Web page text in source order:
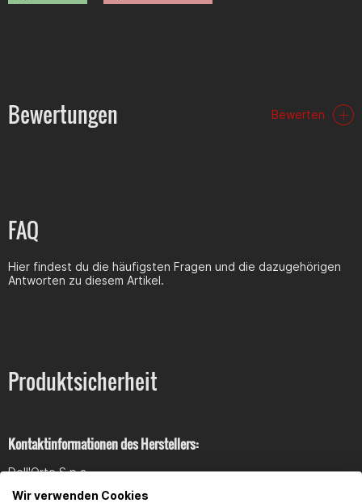
Bewertungen Bewerten
FAQ
Hier findest du die häufigsten Fragen und die dazugehörigen
Antworten zu diesem Artikel.
Produktsicherheit
Kontaktinformationen des Herstellers:
Dell'Orto S.p.a.
via Kennedy, 7,Ê
Wir verwenden Cookies